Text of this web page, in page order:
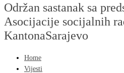
Održan sastanak sa
Asocijacije socijalnih
KantonaSarajevo
Home
Vijesti